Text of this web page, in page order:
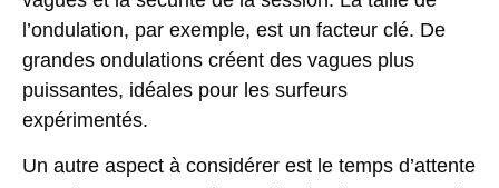
l’ondulation, par exemple, est un facteur clé. De
grandes ondulations créent des vagues plus
puissantes, idéales pour les surfeurs
expérimentés.
Un autre aspect à considérer est le temps d’attente